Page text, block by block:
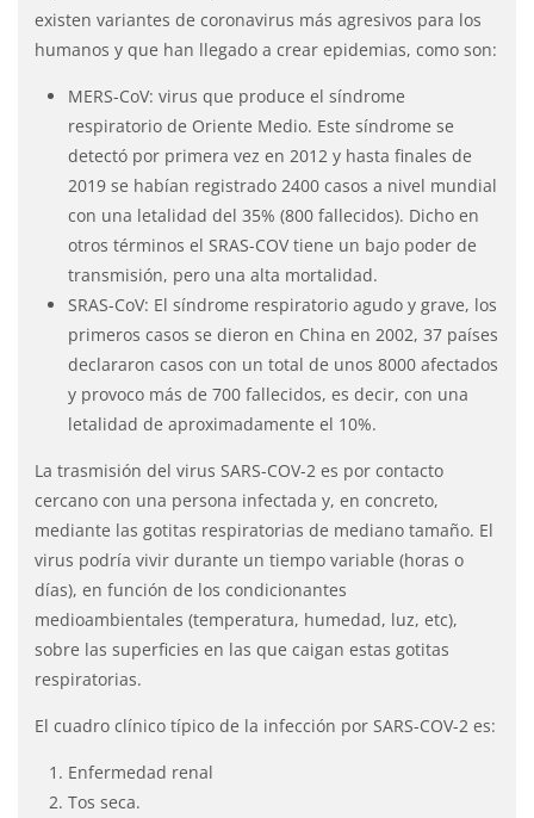
existen variantes de coronavirus más agresivos para los
humanos y que han llegado a crear epidemias, como son:
MERS-CoV: virus que produce el síndrome
respiratorio de Oriente Medio. Este síndrome se
detectó por primera vez en 2012 y hasta finales de
2019 se habían registrado 2400 casos a nivel mundial
con una letalidad del 35% (800 fallecidos). Dicho en
otros términos el SRAS-COV tiene un bajo poder de
transmisión, pero una alta mortalidad.
SRAS-CoV: El síndrome respiratorio agudo y grave, los
primeros casos se dieron en China en 2002, 37 países
declararon casos con un total de unos 8000 afectados
y provoco más de 700 fallecidos, es decir, con una
letalidad de aproximadamente el 10%.
La trasmisión del virus SARS-COV-2 es por contacto
cercano con una persona infectada y, en concreto,
mediante las gotitas respiratorias de mediano tamaño. El
virus podría vivir durante un tiempo variable (horas o
días), en función de los condicionantes
medioambientales (temperatura, humedad, luz, etc),
sobre las superficies en las que caigan estas gotitas
respiratorias.
El cuadro clínico típico de la infección por SARS-COV-2 es:
Enfermedad renal
Tos seca.